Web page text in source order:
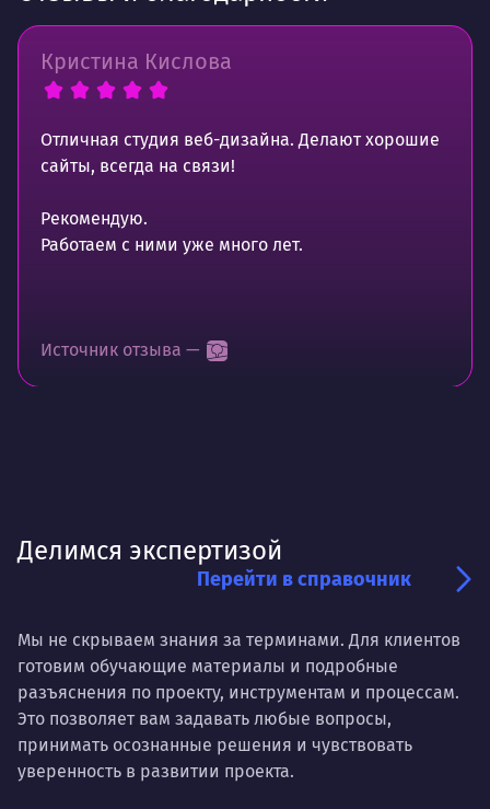
Кристина Кислова
Отличная студия веб-дизайна. Делают хорошие
сайты, всегда на связи!
Рекомендую.
Работаем с ними уже много лет.
Источник отзыва —
Делимся экспертизой
Перейти в справочник
Мы не скрываем знания за терминами. Для клиентов
готовим обучающие материалы и подробные
разъяснения по проекту, инструментам и процессам.
Это позволяет вам задавать любые вопросы,
принимать осознанные решения и чувствовать
уверенность в развитии проекта.